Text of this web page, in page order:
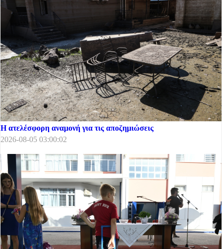
Η ατελέσφορη αναμονή για τις αποζημιώσεις
2026-08-05 03:00:02